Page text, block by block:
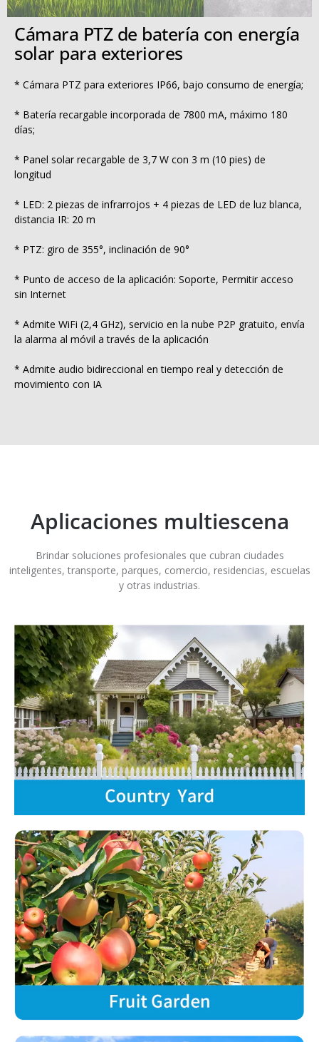
Cámara PTZ de batería con energía
solar para exteriores
* Cámara PTZ para exteriores IP66, bajo consumo de energía;
* Batería recargable incorporada de 7800 mA, máximo 180
días;
* Panel solar recargable de 3,7 W con 3 m (10 pies) de
longitud
* LED: 2 piezas de infrarrojos + 4 piezas de LED de luz blanca,
distancia IR: 20 m
* PTZ: giro de 355°, inclinación de 90°
* Punto de acceso de la aplicación: Soporte, Permitir acceso
sin Internet
* Admite WiFi (2,4 GHz), servicio en la nube P2P gratuito, envía
la alarma al móvil a través de la aplicación
* Admite audio bidireccional en tiempo real y detección de
movimiento con IA
Aplicaciones multiescena
Brindar soluciones profesionales que cubran ciudades
inteligentes, transporte, parques, comercio, residencias, escuelas
y otras industrias.